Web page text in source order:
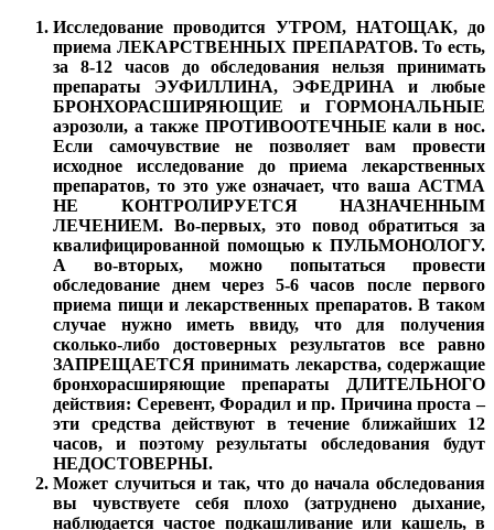
Исследование проводится УТРОМ, НАТОЩАК, до
приема ЛЕКАРСТВЕННЫХ ПРЕПАРАТОВ. То есть,
за 8-12 часов до обследования нельзя принимать
препараты ЭУФИЛЛИНА, ЭФЕДРИНА и любые
БРОНХОРАСШИРЯЮЩИЕ и ГОРМОНАЛЬНЫЕ
аэрозоли, а также ПРОТИВООТЕЧНЫЕ кали в нос.
Если самочувствие не позволяет вам провести
исходное исследование до приема лекарственных
препаратов, то это уже означает, что ваша АСТМА
НЕ КОНТРОЛИРУЕТСЯ НАЗНАЧЕННЫМ
ЛЕЧЕНИЕМ. Во-первых, это повод обратиться за
квалифицированной помощью к ПУЛЬМОНОЛОГУ.
А во-вторых, можно попытаться провести
обследование днем через 5-6 часов после первого
приема пищи и лекарственных препаратов. В таком
случае нужно иметь ввиду, что для получения
сколько-либо достоверных результатов все равно
ЗАПРЕЩАЕТСЯ принимать лекарства, содержащие
бронхорасширяющие препараты ДЛИТЕЛЬНОГО
действия: Серевент, Форадил и пр. Причина проста –
эти средства действуют в течение ближайших 12
часов, и поэтому результаты обследования будут
НЕДОСТОВЕРНЫ.
Может случиться и так, что до начала обследования
вы чувствуете себя плохо (затруднено дыхание,
наблюдается частое подкашливание или кашель, в